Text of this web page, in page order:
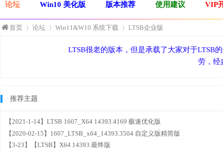
论坛 Win10 美化版 版本推荐 使用建议 VIP
首页 论坛 Win11&W10 系统下载 LTSB企业版
LTSB很老的版本，但是承载了大家对于LTSB
劳，经
推荐主题
【2021-1-14】LTSB 1607_X64 14393.4169 极速优化版
【2020-02-15】1607_LTSB_x64_14393.3504 自定义版精简版
【3-23】【LTSB】X64 14393.最终版